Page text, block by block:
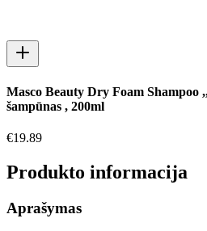
Masco Beauty Dry Foam Shampoo
šampūnas , 200ml
€19.89
Produkto informacija
Aprašymas